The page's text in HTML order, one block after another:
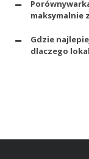
maksymalnie
Gdzie
dlaczego